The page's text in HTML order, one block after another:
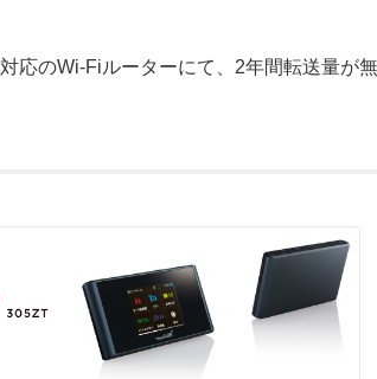
応のWi-Fiルーターにて、2年間転送量が